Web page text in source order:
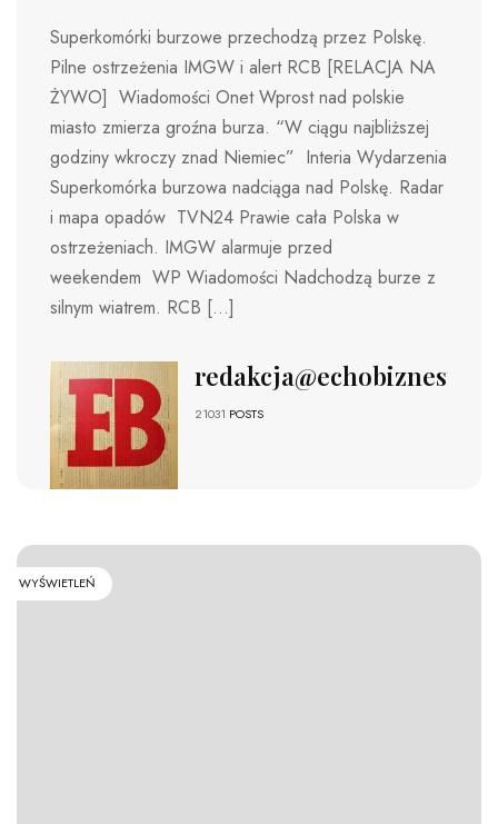
Superkomórki burzowe przechodzą przez Polskę.
Pilne ostrzeżenia IMGW i alert RCB [RELACJA NA
ŻYWO] Wiadomości Onet Wprost nad polskie
miasto zmierza groźna burza. “W ciągu najbliższej
godziny wkroczy znad Niemiec” Interia Wydarzenia
Superkomórka burzowa nadciąga nad Polskę. Radar
i mapa opadów TVN24 Prawie cała Polska w
ostrzeżeniach. IMGW alarmuje przed
weekendem WP Wiadomości Nadchodzą burze z
silnym wiatrem. RCB […]
redakcja@echobiznesu.pl
21031 POSTS
WYŚWIETLEŃ